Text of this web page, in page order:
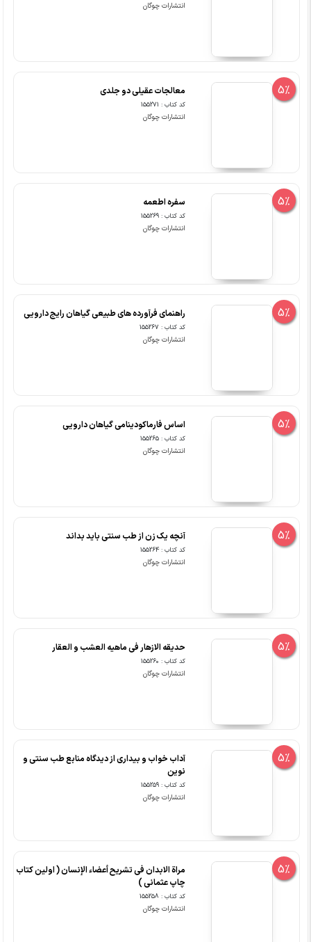
انتشارات چوگان
5% معالجات عقیلی دو جلدی
کد کتاب : 155271
انتشارات چوگان
5% سفره اطعمه
کد کتاب : 155269
انتشارات چوگان
5% راهنمای فرآورده های طبیعی گیاهان رایج دارویی
کد کتاب : 155267
انتشارات چوگان
5% اساس فارماکودینامی گیاهان دارویی
کد کتاب : 155265
انتشارات چوگان
5% آنچه یک زن از طب سنتی باید بداند
کد کتاب : 155264
انتشارات چوگان
5% حدیقه الازهار فی ماهیه العشب و العقار
کد کتاب : 155260
انتشارات چوگان
5%
آداب خواب و بیداری از دیدگاه منابع طب سنتی و
نوین
کد کتاب : 155259
انتشارات چوگان
5%
مراة الابدان فی تشریح أعضاء الإنسان ( اولین کتاب
چاپ عثمانی )
کد کتاب : 155258
انتشارات چوگان